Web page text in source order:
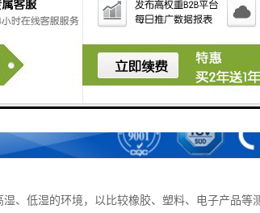
、低湿的环境，以比较橡胶、塑料、电子产品等